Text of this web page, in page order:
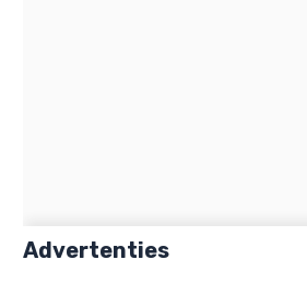
Advertenties